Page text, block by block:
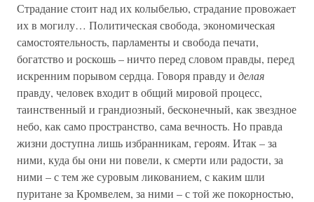
Страдание стоит над их колыбелью, страдание провожает
их в могилу… Политическая свобода, экономическая
самостоятельность, парламенты и свобода печати,
богатство и роскошь – ничто перед словом правды, перед
искренним порывом сердца. Говоря правду и делая
правду, человек входит в общий мировой процесс,
таинственный и грандиозный, бесконечный, как звездное
небо, как само пространство, сама вечность. Но правда
жизни доступна лишь избранникам, героям. Итак – за
ними, куда бы они ни повели, к смерти или радости, за
ними – с тем же суровым ликованием, с каким шли
пуритане за Кромвелем, за ними – с той же покорностью,